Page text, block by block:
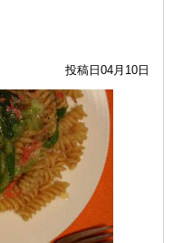
投稿日04月10日